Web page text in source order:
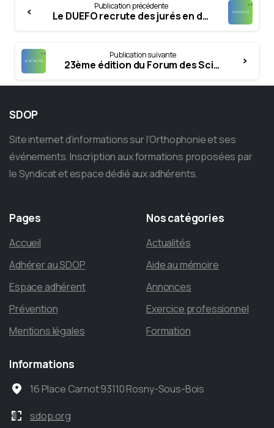
Reading
Publication précédente
Le DUEFO recrute des jurés en distanciel
Publication suivante
23ème édition du Forum des Sciences Cognitives ● 28 avril 2024 GRATUIT
SDOP
Site internet d’informations sur l’Orthophonie et ses
événements. Inscription aux formations proposées par
le Syndicat et espace dédié aux adhérents.
Pages
Accueil
Adhérer au SDOP
Espace adhérent
Prévention
Mentions légales
Noscatégories
Actualités
Aide au mémoire
Annonces
Exercice professionnel
Formation
Informations
16 Place Carnot 93110 Rosny-Sous-Bois
sdop.org